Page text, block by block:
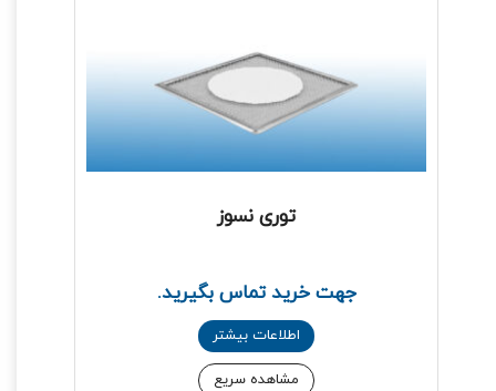
توری نسوز
جهت خرید تماس بگیرید.
اطلاعات بیشتر
مشاهده سریع